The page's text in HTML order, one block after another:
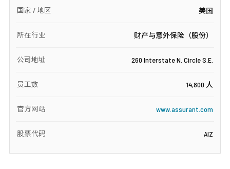
国家 / 地区 美国
所在行业 财产与意外保险（股份）
公司地址 260 Interstate N. Circle S.E.
员工数 14,800 人
官方网站 www.assurant.com
股票代码 AIZ